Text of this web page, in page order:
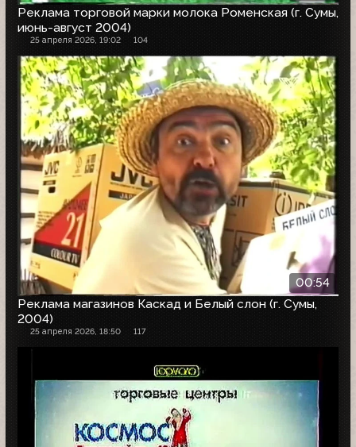
Реклама торговой марки молока Роменская (г. Сумы,
июнь-август 2004)
25 апреля 2026, 19:02 104
00:54
Реклама магазинов Каскад и Белый слон (г. Сумы,
2004)
25 апреля 2026, 18:50 117